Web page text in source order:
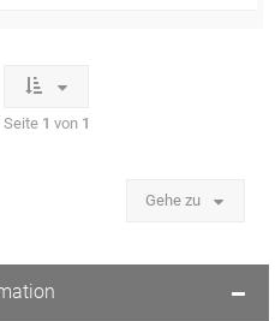
Seite 1 von 1
Gehe zu